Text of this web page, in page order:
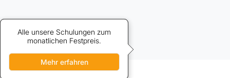
Credits bieten vergünstigten
Zugang zu unseren Schulungen.
Mehr erfahren
Alle unsere Schulungen zum
monatlichen Festpreis.
Mehr erfahren